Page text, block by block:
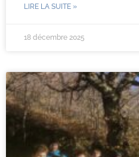
LIRE LA SUITE »
18 décembre 2025